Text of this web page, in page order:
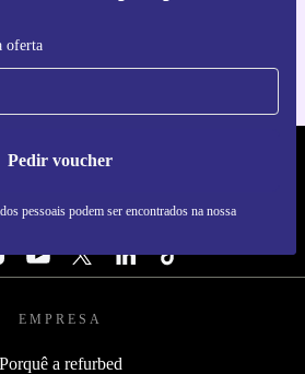
oferta
Pedir voucher
pessoais podem ser encontrados na nossa
e Android
- RETHINK NEW.
SEGUE-NOS
EMPRESA
Porquê a refurbed